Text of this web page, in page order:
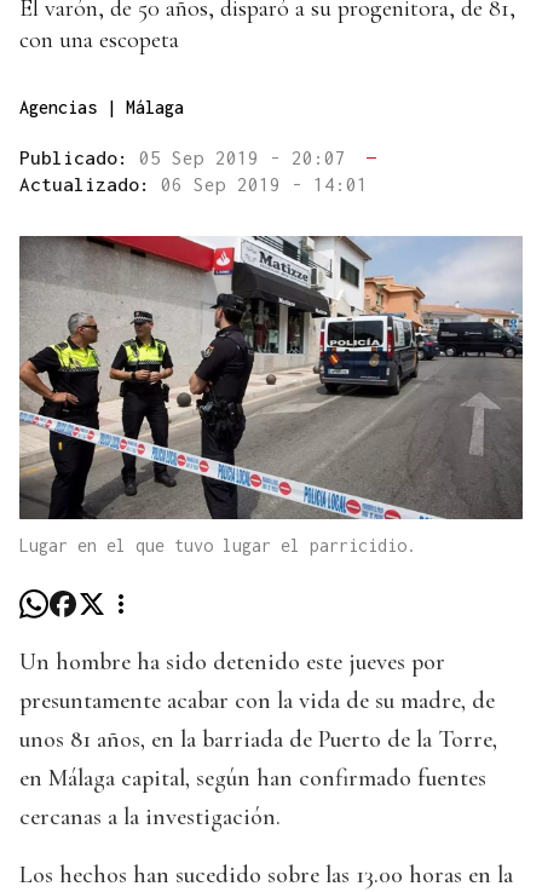
El varón, de 50 años, disparó a su progenitora, de 81,
con una escopeta
Agencias | Málaga
Publicado: 05 Sep 2019 - 20:07
—
Actualizado: 06 Sep 2019 - 14:01
Lugar en el que tuvo lugar el parricidio.
Un hombre ha sido detenido este jueves por
presuntamente acabar con la vida de su madre, de
unos 81 años, en la barriada de Puerto de la Torre,
en Málaga capital, según han confirmado fuentes
cercanas a la investigación.
Los hechos han sucedido sobre las 13.00 horas en la